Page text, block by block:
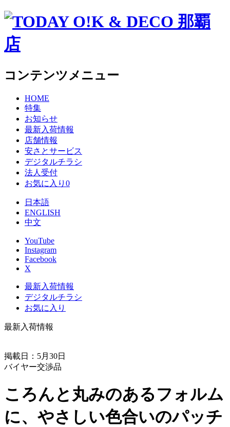
コンテンツメニュー
HOME
特集
お知らせ
最新入荷情報
店舗情報
安さとサービス
デジタルチラシ
法人受付
お気に入り 0
日本語
ENGLISH
中文
YouTube
Instagram
Facebook
X
最新入荷情報
デジタルチラシ
お気に入り
最新入荷情報
掲載日：5月30日
バイヤー交渉品
ころんと丸みのあるフォルム
に、やさしい色合いのパッチ